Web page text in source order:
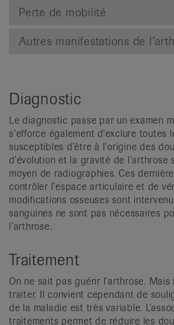
Perte de mobilité
Autres manifestations de
Diagnostic
Le diagnostic passe par un examen
s’efforce également d’exclure toutes
susceptibles d’être à l’origine des
d’évolution et la gravité de l’arthrose
moyen de radiographies. Ces
contrôler l’espace articulaire et de
modifications osseuses sont
sanguines ne sont pas nécessaires
l’arthrose.
Traitement
On ne sait pas guérir l’arthrose.
traiter. Il convient cependant de
de la maladie est très variable.
traitements permet de réduire les